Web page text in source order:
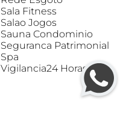
Sala Fitness
Salao Jogos
Sauna Condominio
Seguranca Patrimonial
Spa
Vigilancia24 Horas